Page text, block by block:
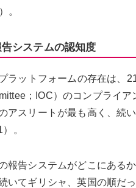
。
システムの認知度
ラットフォームの存在は、
；IOC）のコンプライ
アスリートが最も高く、続
。
報告システムがどこにある
いてギリシャ、英国の順だ